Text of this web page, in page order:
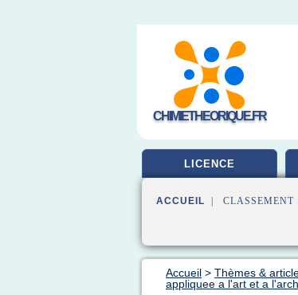
CHIMIETHEORIQUE.FR
LICENCE
ACCUEIL | CLASSEMENT
Accueil > Thèmes &
appliquee a l'art et a